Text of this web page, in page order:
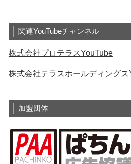
関連YouTubeチャンネル
株式会社プロテラスYouTube
株式会社テラスホールディングス
加盟団体